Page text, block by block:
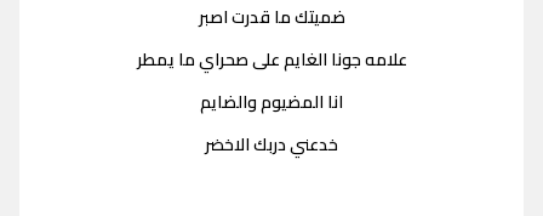
ضميتك ما قدرت اصبر
علامه جونا الغايم على صحراي ما يمطر
انا المضيوم والضايم
خدعني دربك الاخضر